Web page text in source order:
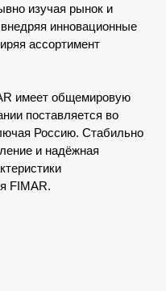
изучая рынок и
инновационные
ассортимент
имеет общемировую
поставляется во
Россию. Стабильно
и надёжная
FIMAR.